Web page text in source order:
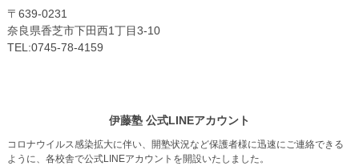
〒639-0231
奈良県香芝市下田西1丁目3-10
TEL:0745-78-4159
伊藤塾 公式LINEアカウント
コロナウイルス感染拡大に伴い、開塾状況など保護者様に迅速にご連絡できる
ように、各校舎で公式LINEアカウントを開設いたしました。